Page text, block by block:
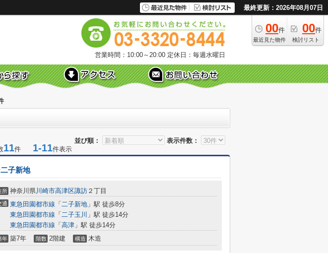
最終更新：2026年08月07日
00件
最近見た物件
00件
検討リスト
営業時間：10:00～20:00 定休日：毎週水曜日
並び順： 表示件数：
11件 1-11件表示
子新地
所 神奈川県川崎市高津区諏訪 ２丁目
通 東急田園都市線 「 二子新地 」駅 徒歩8分
東急田園都市線 「 二子玉川 」駅 徒歩14分
東急田園都市線 「 高津 」駅 徒歩14分
年 築7年 階数 2階建 構造 木造